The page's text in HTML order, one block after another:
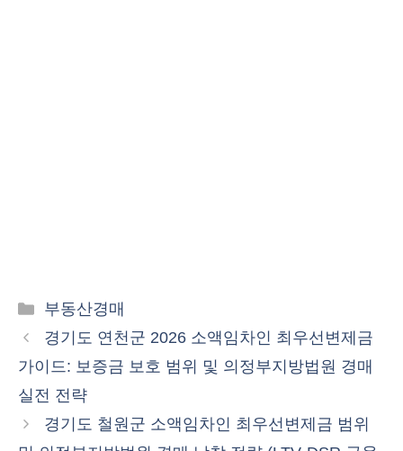
카
테
리
부동산경매
경기도 연천군 2026 소액임차인 최우선변제금
가이드: 보증금 보호 범위 및 의정부지방법원 경매
실전 전략
경기도 철원군 소액임차인 최우선변제금 범위